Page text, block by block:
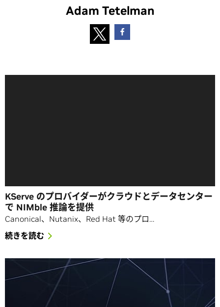
Adam Tetelman
KServe のプロバイダーがクラウドとデータセンター
で NIMble 推論を提供
Canonical、Nutanix、Red Hat 等のプロ…
続きを読む